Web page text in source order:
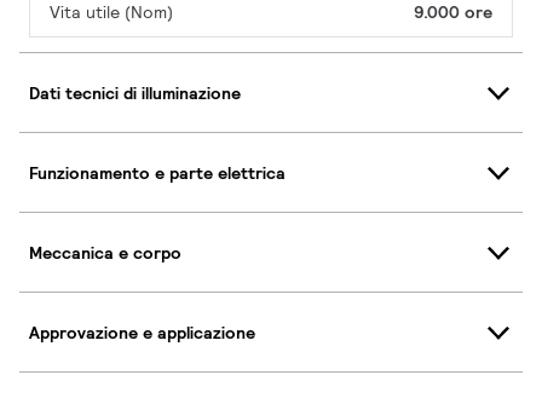
Vita utile (Nom) 9.000 ore
Dati tecnici di illuminazione
Funzionamento e parte elettrica
Meccanica e corpo
Approvazione e applicazione